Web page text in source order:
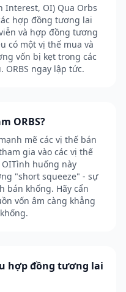
Interest, OI) Qua Orbs
hợp đồng tương lai
và hợp đồng tương
có một vị thế mua và
vốn bị kẹt trong các
ngay lập tức.
ORBS?
mẽ các vị thế bán
gia vào các vị thế
huống này
"short squeeze" - sự
bán khống. Hãy cẩn
vốn âm càng khẳng
hợp đồng tương lai